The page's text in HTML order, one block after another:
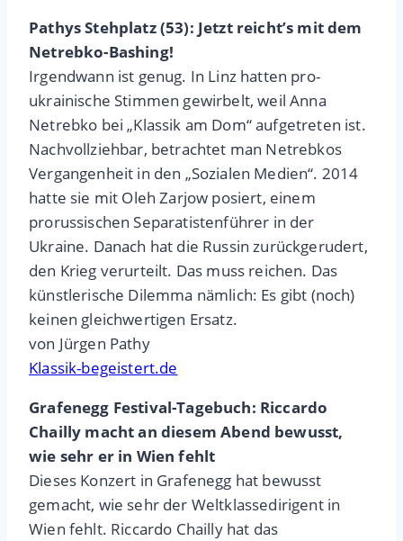
Pathys Stehplatz (53): Jetzt reicht’s mit dem
Netrebko-Bashing!
Irgendwann ist genug. In Linz hatten pro-
ukrainische Stimmen gewirbelt, weil Anna
Netrebko bei „Klassik am Dom“ aufgetreten ist.
Nachvollziehbar, betrachtet man Netrebkos
Vergangenheit in den „Sozialen Medien“. 2014
hatte sie mit Oleh Zarjow posiert, einem
prorussischen Separatistenführer in der
Ukraine. Danach hat die Russin zurückgerudert,
den Krieg verurteilt. Das muss reichen. Das
künstlerische Dilemma nämlich: Es gibt (noch)
keinen gleichwertigen Ersatz.
von Jürgen Pathy
Klassik-begeistert.de
Grafenegg Festival-Tagebuch: Riccardo
Chailly macht an diesem Abend bewusst,
wie sehr er in Wien fehlt
Dieses Konzert in Grafenegg hat bewusst
gemacht, wie sehr der Weltklassedirigent in
Wien fehlt. Riccardo Chailly hat das